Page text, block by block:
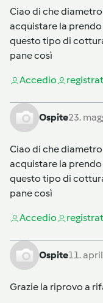
Ciao di che
acquistare la
questo tipo di
pane così
Accedio
Ospite23.
Ciao di che
acquistare la
questo tipo di
pane così
Accedio
Ospite11.
Grazie la riprovo a